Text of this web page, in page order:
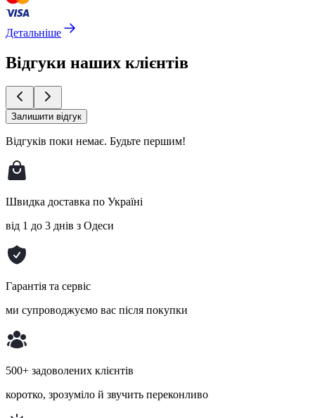
Детальніше
Відгуки наших клієнтів
Залишити відгук
Відгуків поки немає. Будьте першим!
Швидка доставка по Україні
від 1 до 3 днів з Одеси
Гарантія та сервіс
ми супроводжуємо вас після покупки
500+ задоволених клієнтів
коротко, зрозуміло й звучить переконливо